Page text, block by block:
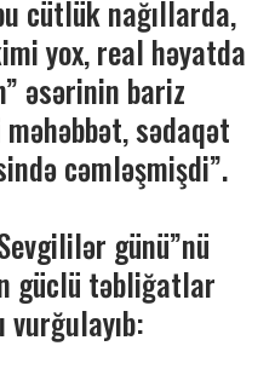
cütlük nağıllarda,
yox, real həyatda
əsərinin bariz
sədaqət
cəmləşmişdi”.
günü”nü
güclü təbliğatlar
vurğulayıb: